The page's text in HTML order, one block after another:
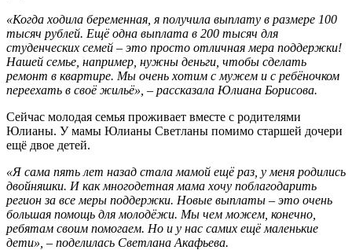
«Когда ходила беременная, я получила выплату в размере 100
тысяч рублей. Ещё одна выплата в 200 тысяч для
студенческих семей – это просто отличная мера поддержки!
Нашей семье, например, нужны деньги, чтобы сделать
ремонт в квартире. Мы очень хотим с мужем и с ребёночком
переехать в своё жильё», – рассказала Юлиана Борисова.
Сейчас молодая семья проживает вместе с родителями
Юлианы. У мамы Юлианы Светланы помимо старшей дочери
ещё двое детей.
«Я сама пять лет назад стала мамой ещё раз, у меня родились
двойняшки. И как многодетная мама хочу поблагодарить
регион за все меры поддержки. Новые выплаты – это очень
большая помощь для молодёжи. Мы чем можем, конечно,
ребятам своим помогаем. Но и у нас самих ещё маленькие
дети», – поделилась Светлана Акафьева.